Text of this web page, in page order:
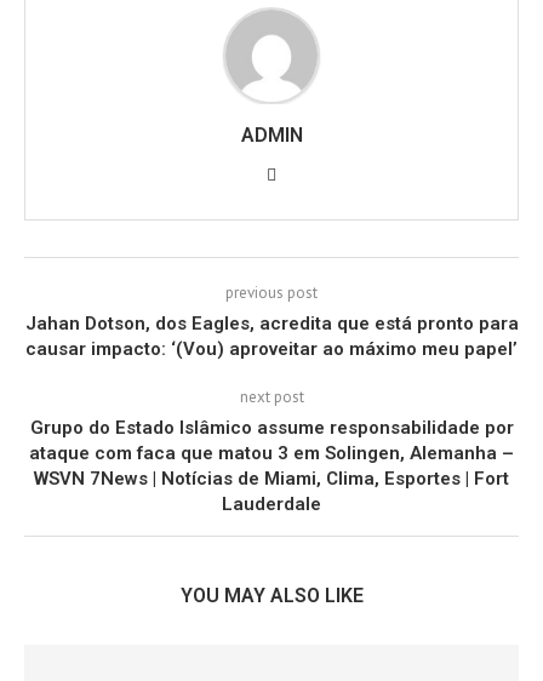
ADMIN
previous post
Jahan Dotson, dos Eagles, acredita que está pronto para
causar impacto: ‘(Vou) aproveitar ao máximo meu papel’
next post
Grupo do Estado Islâmico assume responsabilidade por
ataque com faca que matou 3 em Solingen, Alemanha –
WSVN 7News | Notícias de Miami, Clima, Esportes | Fort
Lauderdale
YOU MAY ALSO LIKE